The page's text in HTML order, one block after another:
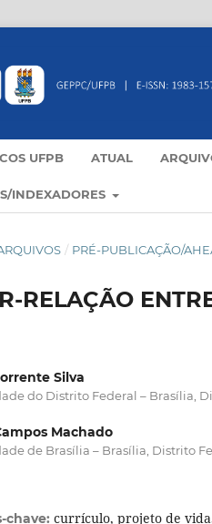
UFPB ATUAL
INDEXADORES
/ PRÉ-PUBLICAÇÃO/
RELAÇÃO
Silva
do Distrito Federal – Brasília,
Machado
de Brasília – Brasília, Distrito
chave: currículo, projeto de